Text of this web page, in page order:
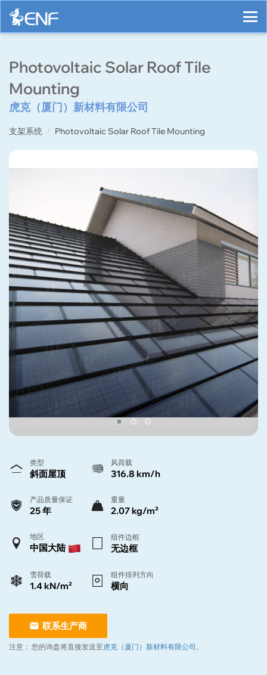
Photovoltaic Solar Roof Tile
Mounting
虎克（厦门）新材料有限公司
支架系统 Photovoltaic Solar Roof Tile Mounting
类型
斜面屋顶
风荷载
316.8 km/h
产品质量保证
25 年
重量
2.07 kg/m²
地区
中国大陆
组件边框
无边框
雪荷载
1.4 kN/m²
组件排列方向
横向
联系生产商
注意： 您的询盘将直接发送至虎克（厦门）新材料有限公司 。